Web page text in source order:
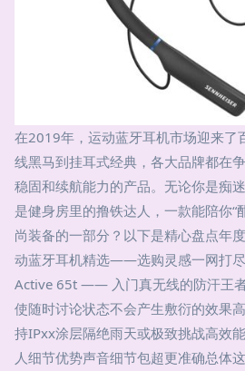
在2019年，运动蓝牙耳机市场迎来了
线黑马到挂耳式经典，各大品牌都在
稳固和续航能力的产品。无论你是痴
是健身房里的撸铁达人，一款能陪你“
尚装备的一部分？以下是精心盘点年
动蓝牙耳机精选——选购灵感一网打
Active 65t —— 入门真无线的防汗王
使随时讨论状态不会产生敷衍的效果
持IPxx涂层隔绝雨天或极致挑战高效
人细节优势声音细节包超更准确总体